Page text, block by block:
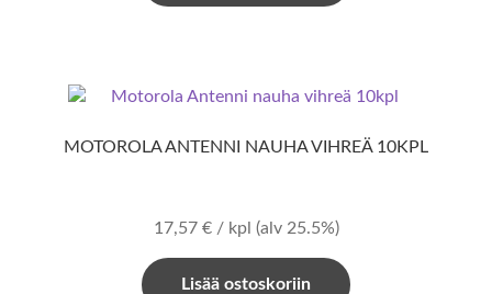
MOTOROLA ANTENNI NAUHA VIHREÄ 10KPL
17,57 €/ kpl (alv 25.5%)
Lisää ostoskoriin